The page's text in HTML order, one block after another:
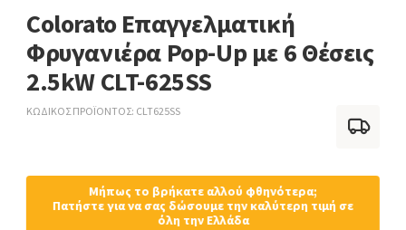
Colorato Επαγγελματική
Φρυγανιέρα Pop-Up με 6 Θέσεις
2.5kW CLT-625SS
ΚΩΔΙΚΟΣ ΠΡΟΪΟΝΤΟΣ CLT625SS
Μήπως το βρήκατε αλλού φθηνότερα;
Πατήστε για να σας δώσουμε την καλύτερη τιμή σε
όλη την Ελλάδα